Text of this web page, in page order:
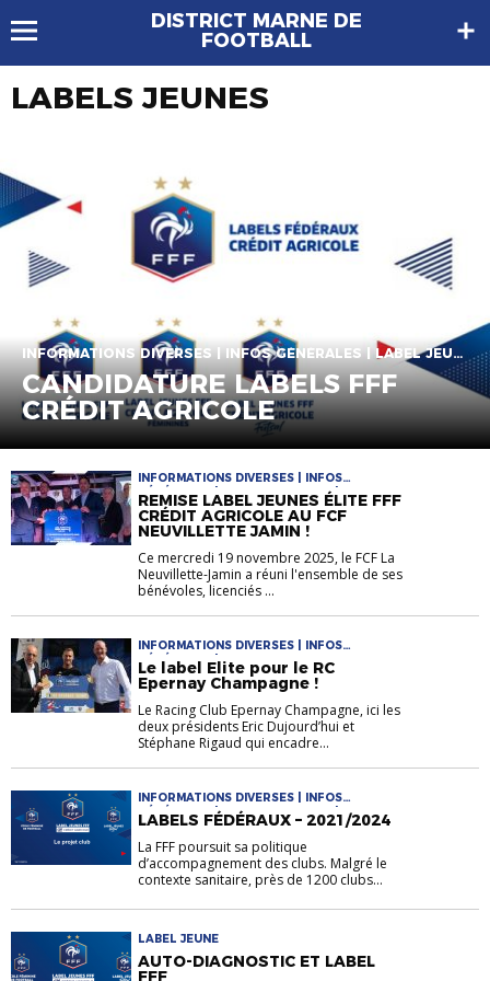
DISTRICT MARNE DE
FOOTBALL
LABELS JEUNES
INFORMATIONS DIVERSES | INFOS GÉNÉRALES | LABEL JEUNE
CANDIDATURE LABELS FFF
CRÉDIT AGRICOLE
INFORMATIONS DIVERSES | INFOS
GÉNÉRALES | LA VIE DES CLUBS | LABEL
JEUNE
REMISE LABEL JEUNES ÉLITE FFF
CRÉDIT AGRICOLE AU FCF
NEUVILLETTE JAMIN !
Ce mercredi 19 novembre 2025, le FCF La
Neuvillette-Jamin a réuni l'ensemble de ses
bénévoles, licenciés ...
INFORMATIONS DIVERSES | INFOS
GÉNÉRALES | LABEL JEUNE
Le label Elite pour le RC
Epernay Champagne !
Le Racing Club Epernay Champagne, ici les
deux présidents Eric Dujourd’hui et
Stéphane Rigaud qui encadre...
INFORMATIONS DIVERSES | INFOS
GÉNÉRALES | LA VIE DES CLUBS | LABEL
JEUNE
LABELS FÉDÉRAUX – 2021/2024
La FFF poursuit sa politique
d’accompagnement des clubs. Malgré le
contexte sanitaire, près de 1200 clubs...
LABEL JEUNE
AUTO-DIAGNOSTIC ET LABEL
FFF